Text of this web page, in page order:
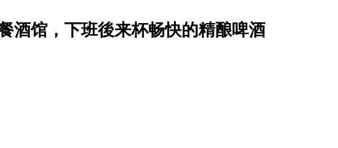
酒馆，下班後来杯畅快的精酿啤酒